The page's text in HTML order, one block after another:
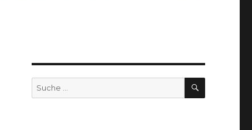
Suche
nach:
SUCHEN